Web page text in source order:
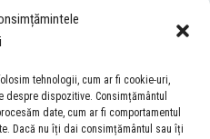
tehnologii, cum ar fi cookie-uri,
dispozitive. Consimțământul
date, cum ar fi comportamentul
Dacă nu îți dai consimțământul sau îți
Y
u
t
u
I
s
t
a
Acces, care oferă